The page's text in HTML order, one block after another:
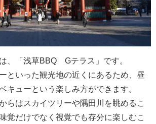
、「浅草BBQ Gテラス」です。
といった観光地の近くにあるため、昼
キューという楽しみ方ができます。
らはスカイツリーや隅田川を眺めるこ
覚だけでなく視覚でも存分に楽しむこ